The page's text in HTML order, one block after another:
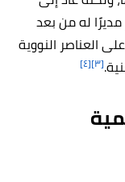
له من بعد
على العناصر النووية
[٣] [٤]